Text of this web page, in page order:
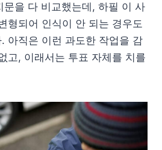
을 다 비교했는데, 하필 이 사
형되어 인식이 안 되는 경우도
아직은 이런 과도한 작업을 감
고, 이래서는 투표 자체를 치를